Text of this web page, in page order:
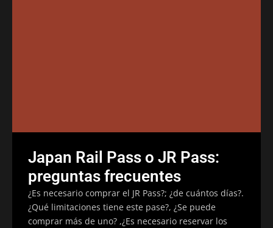
Japan Rail Pass o JR Pass:
preguntas frecuentes
¿Es necesario comprar el JR Pass?; ¿de cuántos días?.
¿Qué limitaciones tiene este pase?, ¿Se puede
comprar más de uno? ,¿Es necesario reservar los